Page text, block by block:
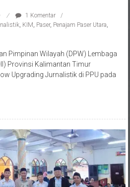
, KIM,Paser,Penajam Paser Utara
Provinsi Kalimantan Timur
Upgrading Jurnalistik di PPU pada